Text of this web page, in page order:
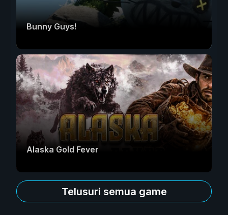
Bunny Guys!
Alaska Gold Fever
Telusuri semua game